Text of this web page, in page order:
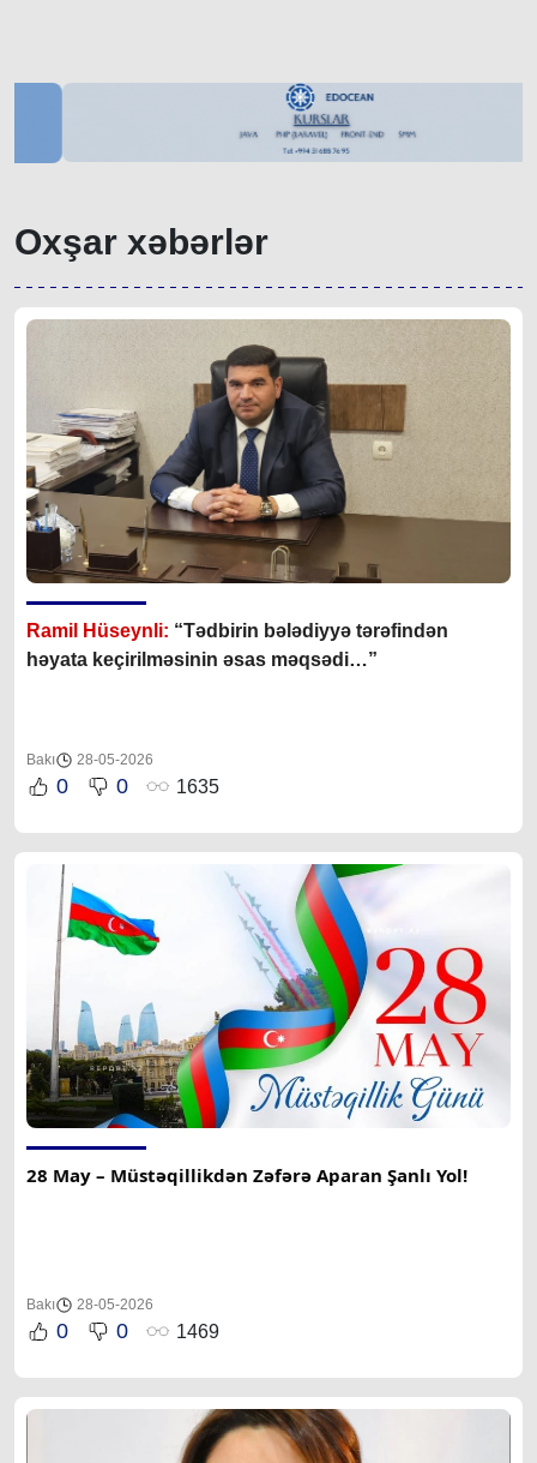
Oxşar xəbərlər
Ramil Hüseynli: “Tədbirin bələdiyyə tərəfindən
həyata keçirilməsinin əsas məqsədi…”
Bakı 28-05-2026
0 0 1635
28 May – Müstəqillikdən Zəfərə Aparan Şanlı Yol!
Bakı 28-05-2026
0 0 1469